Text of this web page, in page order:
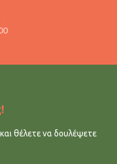
θέλετε να δουλέψετε